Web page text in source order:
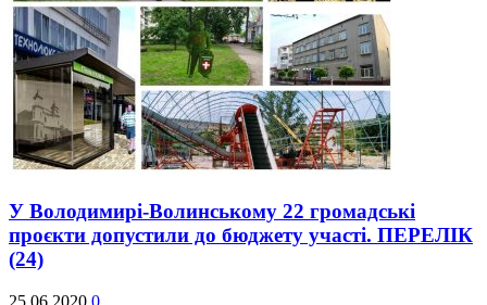
У Володимирі-Волинському 22 громадські
проєкти допустили до бюджету участі. ПЕРЕЛІК
(24)
25.06.2020 0